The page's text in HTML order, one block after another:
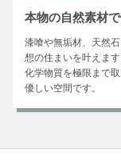
本物の自然素材
漆喰や無垢材、天然
想の住まいを叶えます
化学物質を極限まで
優しい空間です。